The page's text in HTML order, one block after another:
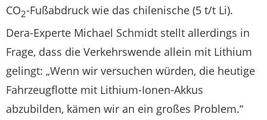
CO2-Fußabdruck wie das chilenische (5 t/t Li).
Dera-Experte Michael Schmidt stellt allerdings in
Frage, dass die Verkehrswende allein mit Lithium
gelingt: „Wenn wir versuchen würden, die heutige
Fahrzeugflotte mit Lithium-Ionen-Akkus
abzubilden, kämen wir an ein großes Problem.“